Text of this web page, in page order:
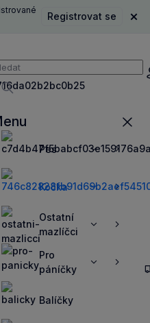
Registrovat se
Vyhledávat
Pes
ZobrazitZobrazit
Kočka
ZobrazitZobrazit
Ostatní
mazlíčci
ZobrazitZobrazit
Pro
páníčky
ZobrazitZobrazit
Balíčky